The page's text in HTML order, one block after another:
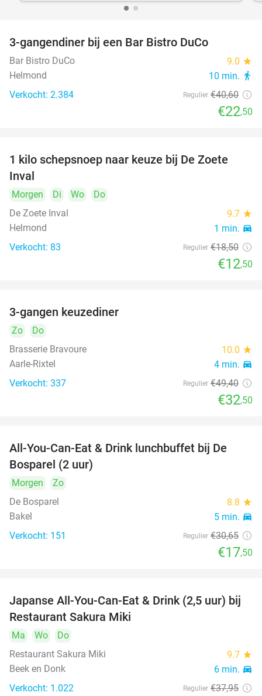
3-gangendiner bij een Bar Bistro DuCo
Bar Bistro DuCo 9.0 star
Helmond 10 min. directions_walk
Verkocht: 2.384 Regulier €40,60
€22,50
32%
1 kilo schepsnoep naar keuze bij De Zoete
Inval
Morgen Di Wo
Do
De Zoete Inval
9.7 star
Helmond 1 min. directions_car
Verkocht: 83 Regulier €18,50
€12,50
3-gangen keuzediner
Zo
Do
Brasserie Bravoure
10.0 star
Aarle-Rixtel 4 min. directions_car
Verkocht: 337 Regulier €49,40
€32,50
43%
All-You-Can-Eat & Drink lunchbuffet bij De
Bosparel (2 uur)
Morgen
Zo
De Bosparel
8.8 star
Bakel 5 min. directions_car
Verkocht: 151 Regulier €30,65
€17,50
13%
Japanse All-You-Can-Eat & Drink (2,5 uur) bij
Restaurant Sakura Miki
Ma Wo
Do
Restaurant Sakura Miki
9.7 star
Beek en Donk 6 min. directions_car
Verkocht: 1.022 Regulier €37,95